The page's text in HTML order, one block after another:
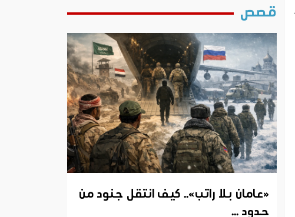
قصص
«عامان بلا راتب».. كيف انتقل جنود من
حدود ...